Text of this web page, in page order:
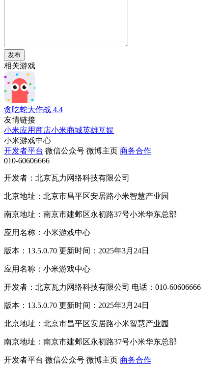
发布
相关游戏
贪吃蛇大作战 4.4
友情链接
小米应用商店小米商城英雄互娱
小米游戏中心
开发者平台 微信公众号 微博主页 商务合作
010-60606666
开发者：北京瓦力网络科技有限公司
北京地址：北京市昌平区安居路小米智慧产业园
南京地址：南京市建邺区永初路37号小米华东总部
应用名称：小米游戏中心
版本：13.5.0.70 更新时间：2025年3月24日
应用名称：小米游戏中心
开发者：北京瓦力网络科技有限公司 电话：010-60606666
版本：13.5.0.70 更新时间：2025年3月24日
北京地址：北京市昌平区安居路小米智慧产业园
南京地址：南京市建邺区永初路37号小米华东总部
开发者平台 微信公众号 微博主页 商务合作